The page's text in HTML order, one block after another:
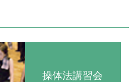
操体法講習会